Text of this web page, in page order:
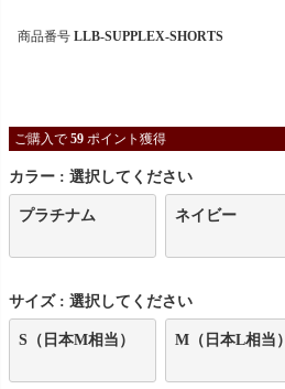
商品番号 LLB-SUPPLEX-SHORTS
ご購入で 59 ポイント獲得
カラー 選択してください
プラチナム ネイビー
サイズ 選択してください
S（日本M相当） M（日本L相当）